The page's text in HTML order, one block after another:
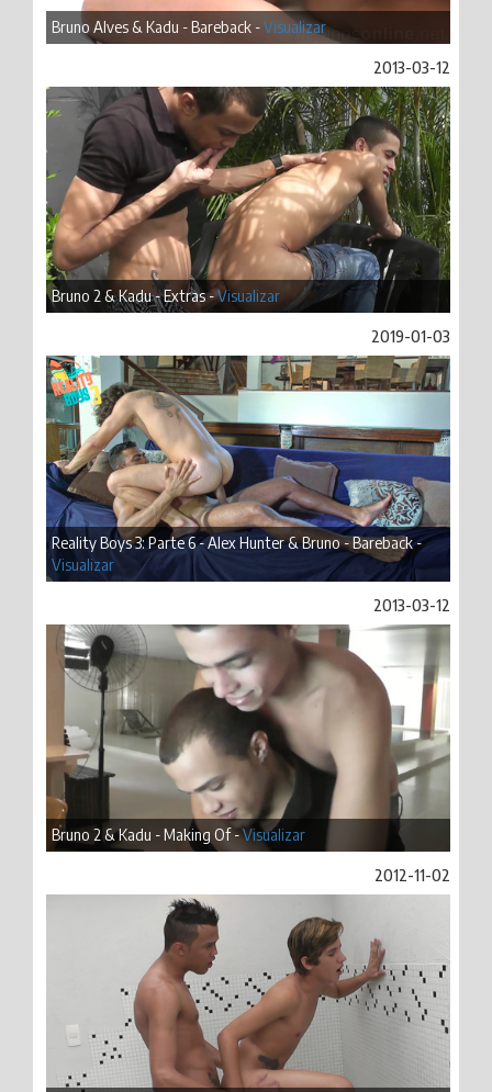
Bruno Alves & Kadu - Bareback -Visualizar
2013-03-12
Bruno 2 & Kadu - Extras -Visualizar
2019-01-03
Reality Boys 3: Parte 6 - Alex Hunter & Bruno - Bareback -
Visualizar
2013-03-12
Bruno 2 & Kadu - Making Of -Visualizar
2012-11-02